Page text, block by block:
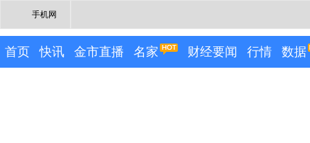
手机网
首页 快讯 金市直播 名家 财经要闻 行情 数据